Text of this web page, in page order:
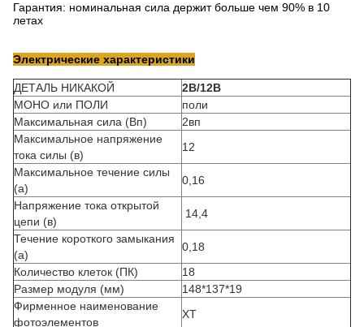
Гарантия: номинальная сила держит больше чем 90% в 10
летах
Электрические характеристики
ДЕТАЛЬ НИКАКОЙ
2В/12В
МОНО или ПОЛИ
поли
Максимальная сила (Вп)
2вп
Максимальное напряжение
тока силы (в)
12
Максимальное течение силы
(а)
0,16
Напряжение тока открытой
цепи (в)
14,4
Течение короткого замыкания
(а)
0,18
Количество клеток (ПК)
18
Размер модуля (мм)
148*137*19
Фирменное наименование
фотоэлементов
ХТ